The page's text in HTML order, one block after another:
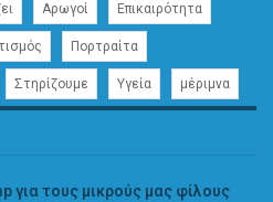
Αρωγοί Επικαιρότητα
Πορτραίτα
Στηρίζουμε Υγεία μέριμνα
για τους μικρούς μας φίλους